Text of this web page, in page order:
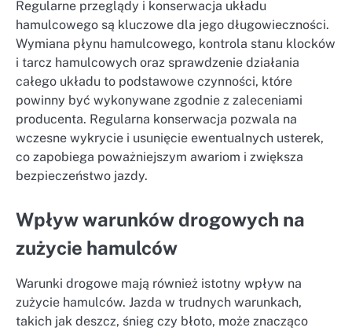
Regularne przeglądy i konserwacja układu
hamulcowego są kluczowe dla jego długowieczności.
Wymiana płynu hamulcowego, kontrola stanu klocków
i tarcz hamulcowych oraz sprawdzenie działania
całego układu to podstawowe czynności, które
powinny być wykonywane zgodnie z zaleceniami
producenta. Regularna konserwacja pozwala na
wczesne wykrycie i usunięcie ewentualnych usterek,
co zapobiega poważniejszym awariom i zwiększa
bezpieczeństwo jazdy.
Wpływ warunków drogowych na
zużycie hamulców
Warunki drogowe mają również istotny wpływ na
zużycie hamulców. Jazda w trudnych warunkach,
takich jak deszcz, śnieg czy błoto, może znacząco